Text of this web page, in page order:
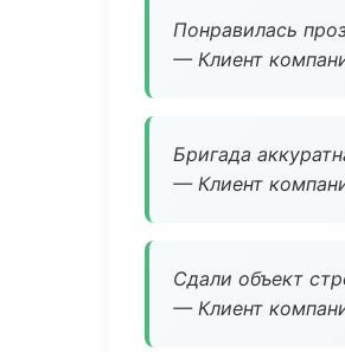
Понравилась
— Клиент
Бригада
— Клиент
Сдали объект
— Клиент